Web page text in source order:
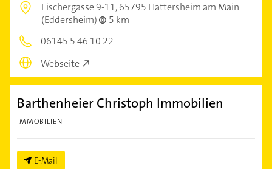
Fischergasse 9-11,65795 Hattersheim am Main
(Eddersheim)
5 km
06145 5 46 10 22
Webseite
Barthenheier Christoph Immobilien
IMMOBILIEN
E-Mail